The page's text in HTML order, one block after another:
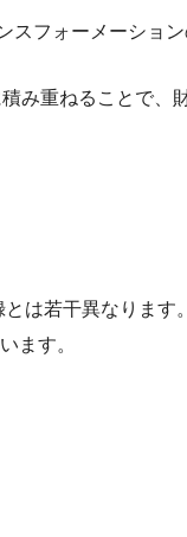
スフォーメーション
み重ねることで、
は若干異なります。
ます。